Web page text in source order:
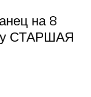
на 8
СТАРШАЯ